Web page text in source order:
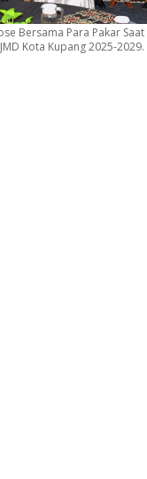
Bersama Para Pakar
Kota Kupang 2025-